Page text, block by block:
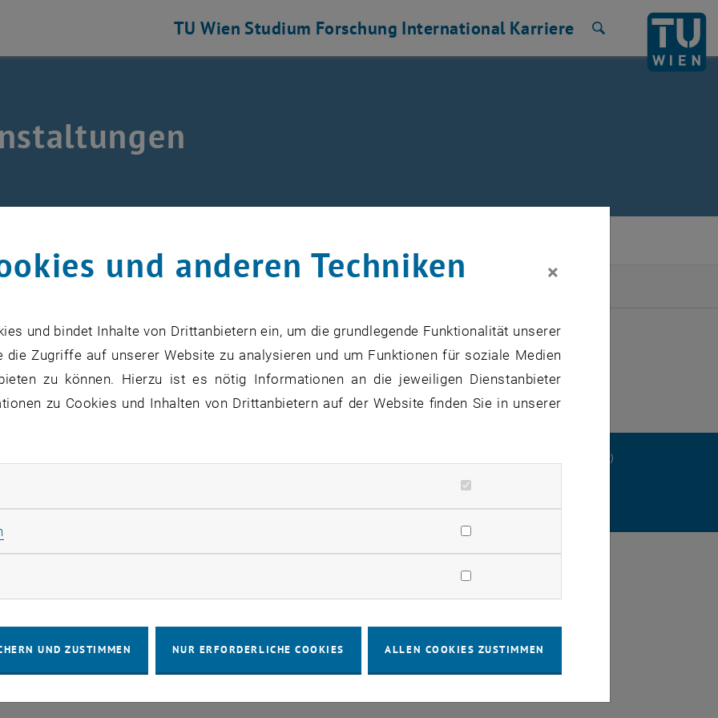
Technologien auflisten
TU Wien Studium Forschung International Karriere
in der aktuellen Ansicht.
DATENSCHUTZERKLÄRUNG (PDF)
COOKIEEINSTELLUNGEN
und anderen Techniken ×
und bindet Inhalte von Drittanbietern ein, um die grundlegende Funktionalität unserer
Zugriffe auf unserer Website zu analysieren und um Funktionen für soziale Medien
zu können. Hierzu ist es nötig Informationen an die jeweiligen Dienstanbieter
zu Cookies und Inhalten von Drittanbietern auf der Website finden Sie in unserer
Cookies zulassen
UND ZUSTIMMEN NUR ERFORDERLICHE COOKIES ALLEN COOKIES ZUSTIMMEN